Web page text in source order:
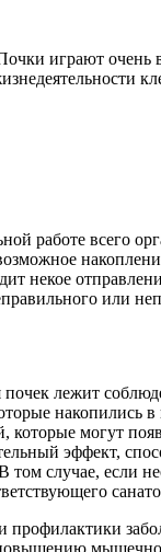
играют очень
работе всего
некое
или
лежит
накопились
могут
эффект,
случае, если